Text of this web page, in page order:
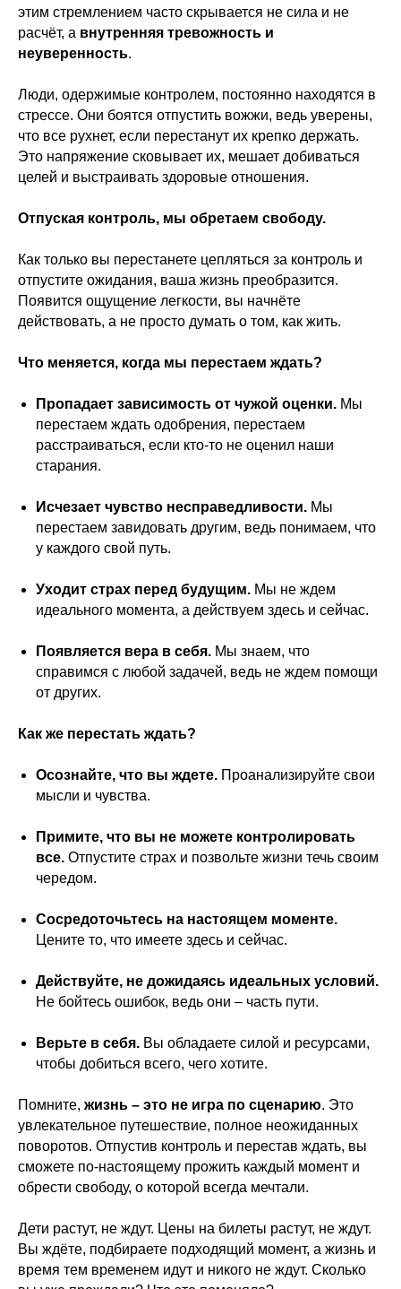
этим стремлением часто скрывается не сила и не
расчёт, а внутренняя тревожность и
неуверенность.
Люди, одержимые контролем, постоянно находятся в
стрессе. Они боятся отпустить вожжи, ведь уверены,
что все рухнет, если перестанут их крепко держать.
Это напряжение сковывает их, мешает добиваться
целей и выстраивать здоровые отношения.
Отпуская контроль, мы обретаем свободу.
Как только вы перестанете цепляться за контроль и
отпустите ожидания, ваша жизнь преобразится.
Появится ощущение легкости, вы начнёте
действовать, а не просто думать о том, как жить.
Что меняется, когда мы перестаем ждать?
Пропадает зависимость от чужой оценки. Мы
перестаем ждать одобрения, перестаем
расстраиваться, если кто-то не оценил наши
старания.
Исчезает чувство несправедливости. Мы
перестаем завидовать другим, ведь понимаем, что
у каждого свой путь.
Уходит страх перед будущим. Мы не ждем
идеального момента, а действуем здесь и сейчас.
Появляется вера в себя. Мы знаем, что
справимся с любой задачей, ведь не ждем помощи
от других.
Как же перестать ждать?
Осознайте, что вы ждете. Проанализируйте свои
мысли и чувства.
Примите, что вы не можете контролировать
все. Отпустите страх и позвольте жизни течь своим
чередом.
Сосредоточьтесь на настоящем моменте.
Цените то, что имеете здесь и сейчас.
Действуйте, не дожидаясь идеальных условий.
Не бойтесь ошибок, ведь они – часть пути.
Верьте в себя. Вы обладаете силой и ресурсами,
чтобы добиться всего, чего хотите.
Помните, жизнь – это не игра по сценарию. Это
увлекательное путешествие, полное неожиданных
поворотов. Отпустив контроль и перестав ждать, вы
сможете по-настоящему прожить каждый момент и
обрести свободу, о которой всегда мечтали.
Дети растут, не ждут. Цены на билеты растут, не ждут.
Вы ждёте, подбираете подходящий момент, а жизнь и
время тем временем идут и никого не ждут. Сколько